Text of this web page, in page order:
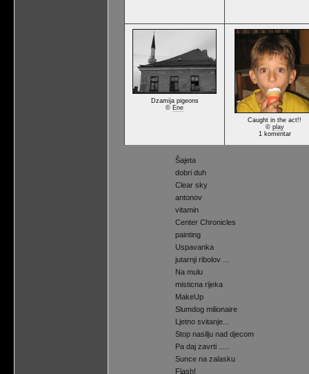
Dzamija pigeons
© Ene
Caught in the act!!
© play
1 komentar
Šajeta
dobri duh
Clear sky
antonov
vitamin
Center Chronicles
painting
Uspavanka
jutarnji ribolov ...
Na mulu
misticna rijeka
MakeUp
Slumdog milionaire
Ljetno svitanje...
Stop nasilju nad djecom
Pa daj zavrti .....
Sunce na zalasku
Flash!